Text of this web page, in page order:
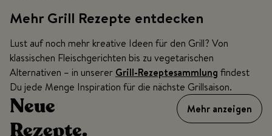
Mehr Grill Rezepte entdecken
Lust auf noch mehr kreative Ideen für den Grill? Von
klassischen Fleischgerichten bis zu vegetarischen
Alternativen – in unserer Grill-Rezeptesammlung findest
Du jede Menge Inspiration für die nächste Grillsaison.
Neue
Mehr anzeigen